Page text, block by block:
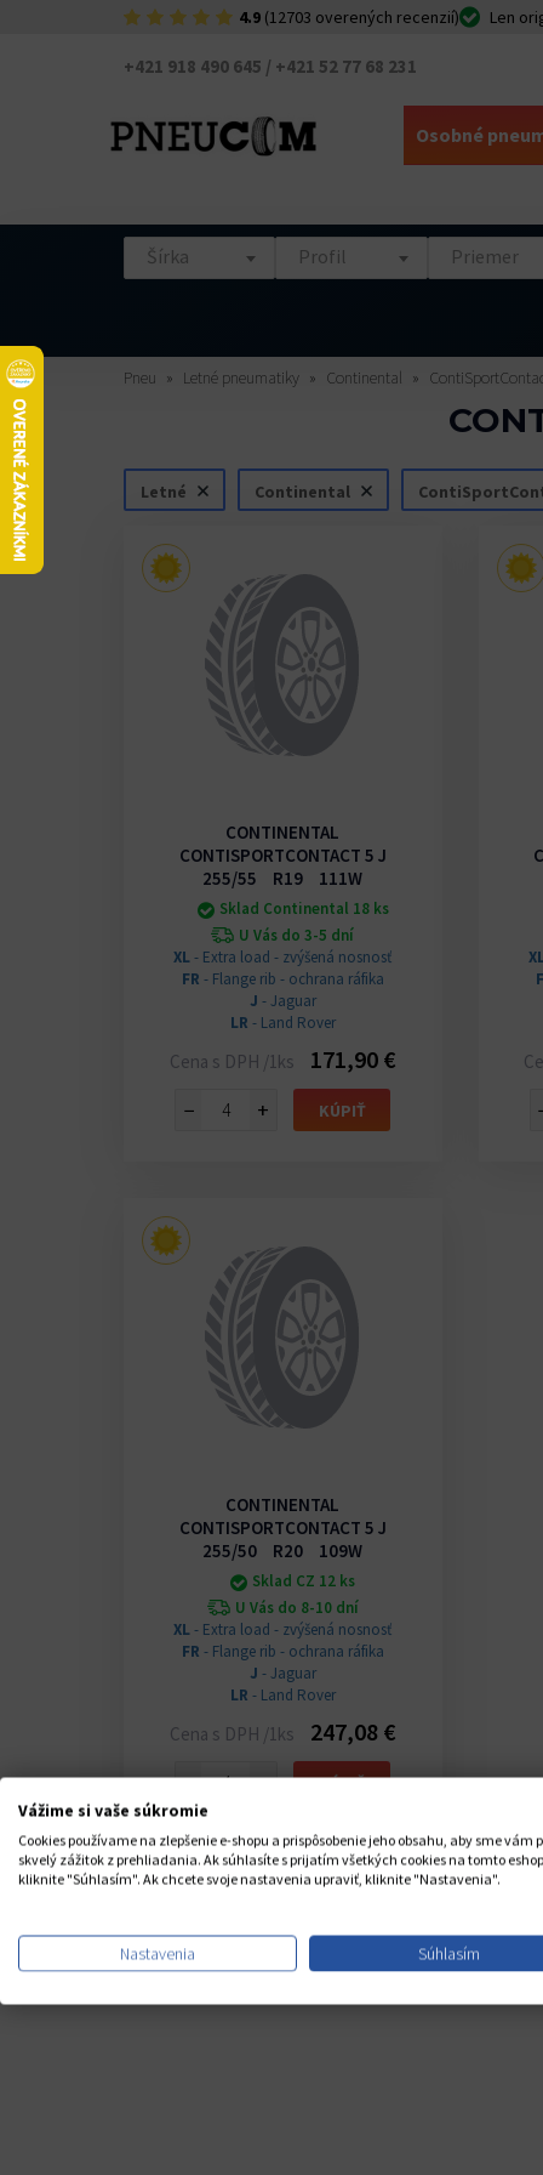
4.9 (12703 overených recenzií) Len
+421 918 490 645 / +421 52 77 68 231
Osobné
Šírka Profil Priemer
Pneu Letné pneumatiky Continental
Letné Continental
CONTINENTAL
CONTISPORTCONTACT 5 J
255/55 R19 111W
Sklad Continental 18 ks
U Vás do 3-5 dní
XL- Extra load - zvýšená nosnosť
FR - Flange rib - ochrana ráfika
J - Jaguar
LR - Land Rover
Cena s DPH /1ks 171,90 €
− + KÚPIŤ
CONTINENTAL
CONTISPORTCONTACT 5 J
255/50 R20 109W
Sklad CZ 12 ks
U Vás do 8-10 dní
XL- Extra load - zvýšená nosnosť
FR - Flange rib - ochrana ráfika
J - Jaguar
LR - Land Rover
Cena s DPH /1ks 247,08 €
− + KÚPIŤ
Popis Recenzie 0
Vážime si vaše súkromie
Cookies používame na zlepšenie e-shopu a prispôsobenie jeho obsahu, aby sme vám
skvelý zážitok z prehliadania. Ak súhlasíte s prijatím všetkých cookies na tomto
kliknite "Súhlasím". Ak chcete svoje nastavenia upraviť, kliknite "Nastavenia".
Nastavenia Súhlasím